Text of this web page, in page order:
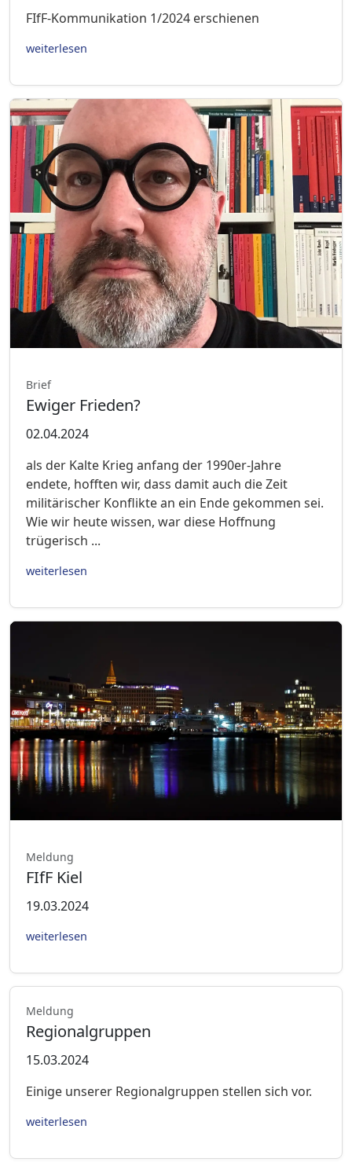
FIfF-Kommunikation 1/2024 erschienen
weiterlesen
Brief
Ewiger Frieden?
02.04.2024
als der Kalte Krieg anfang der 1990er-Jahre
endete, hofften wir, dass damit auch die Zeit
militärischer Konflikte an ein Ende gekommen sei.
Wie wir heute wissen, war diese Hoffnung
trügerisch ...
weiterlesen
Meldung
FIfF Kiel
19.03.2024
weiterlesen
Meldung
Regionalgruppen
15.03.2024
Einige unserer Regionalgruppen stellen sich vor.
weiterlesen